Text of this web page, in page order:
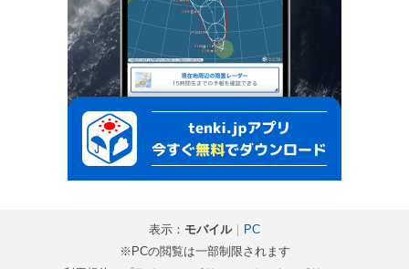
表示： モバイル｜
PC
※PCの閲覧は一部制限されます